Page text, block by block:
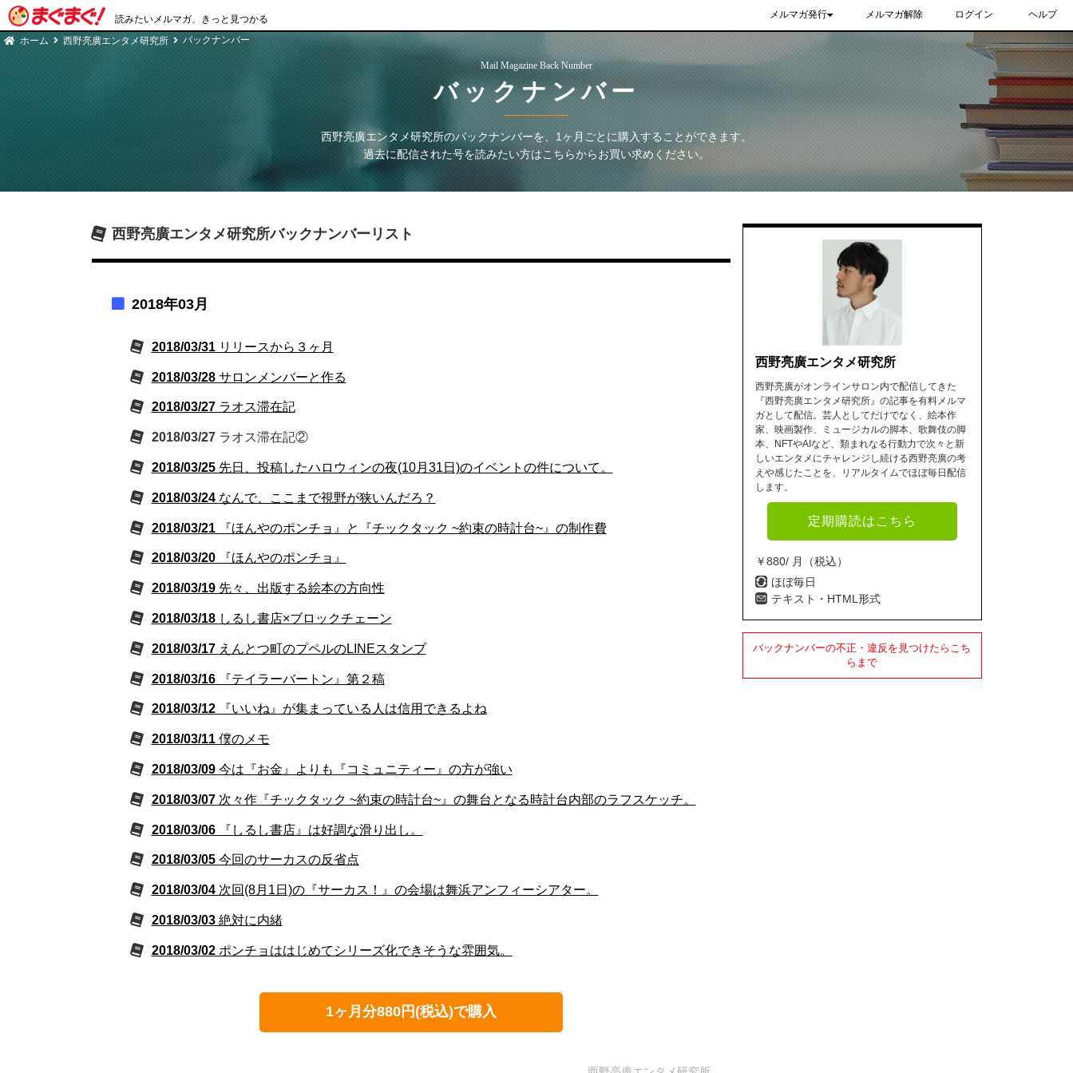
読みたいメルマガ、きっと見つかる メルマガ発行 メルマガ解除 ログイン ヘルプ
ホーム 西野亮廣エンタメ研究所 バックナンバー
Mail Magazine Back Number
バックナンバー
西野亮廣エンタメ研究所のバックナンバーを、1ヶ月ごとに購入することができます。
過去に配信された号を読みたい方はこちらからお買い求めください。
西野亮廣エンタメ研究所バックナンバーリスト
2018年03月
2018/03/31 リリースから３ヶ月
2018/03/28 サロンメンバーと作る
2018/03/27 ラオス滞在記
2018/03/27 ラオス滞在記②
2018/03/25 先日、投稿したハロウィンの夜(10月31日)のイベントの件について。
2018/03/24 なんで、ここまで視野が狭いんだろ？
2018/03/21 『ほんやのポンチョ』と『チックタック ~約束の時計台~』の制作費
2018/03/20 『ほんやのポンチョ』
2018/03/19 先々、出版する絵本の方向性
2018/03/18 しるし書店×ブロックチェーン
2018/03/17 えんとつ町のプペルのLINEスタンプ
2018/03/16 『テイラーバートン』第２稿
2018/03/12 『いいね』が集まっている人は信用できるよね
2018/03/11 僕のメモ
2018/03/09 今は『お金』よりも『コミュニティー』の方が強い
2018/03/07 次々作『チックタック ~約束の時計台~』の舞台となる時計台内部のラフスケッチ。
2018/03/06 『しるし書店』は好調な滑り出し。
2018/03/05 今回のサーカスの反省点
2018/03/04 次回(8月1日)の『サーカス！』の会場は舞浜アンフィーシアター。
2018/03/03 絶対に内緒
2018/03/02 ポンチョははじめてシリーズ化できそうな雰囲気。
1ヶ月分880円(税込)で購入
西野亮廣エンタメ研究所
西野亮廣がオンラインサロン内で配信してきた
『西野亮廣エンタメ研究所』の記事を有料メルマ
ガとして配信。芸人としてだけでなく、絵本作
家、映画製作、ミュージカルの脚本、歌舞伎の脚
本、NFTやAIなど、類まれなる行動力で次々と新
しいエンタメにチャレンジし続ける西野亮廣の考
えや感じたことを、リアルタイムでほぼ毎日配信
します。
定期購読はこちら
￥880/ 月（税込）
ほぼ毎日
テキスト・HTML形式
バックナンバーの不正・違反を見つけたらこち
らまで